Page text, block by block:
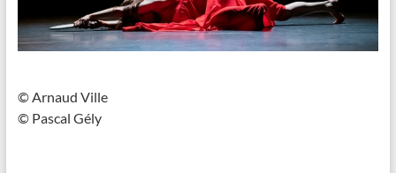
© Arnaud Ville
© Pascal Gély